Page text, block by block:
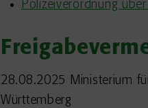
Polizeiverordnung
28.08.2025 Ministerium
Württemberg